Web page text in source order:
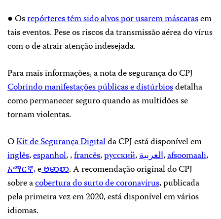
● Osrepórteres têm sido alvos por usarem máscarasem
tais eventos. Pese os riscos da transmissão aérea do vírus
com o de atrair atenção indesejada.
Para mais informações, a nota de segurança do CPJ
Cobrindo manifestações públicas e distúrbiosdetalha
como permanecer seguro quando as multidões se
tornam violentas.
OKit de Segurança Digitalda CPJ está disponível em
inglês,espanhol, ,francês,pyсский,العربية,afsoomaali,
አማርኛ,eဗမာစာ. A recomendação original do CPJ
sobre acobertura do surto de coronavírus, publicada
pela primeira vez em 2020, está disponível em vários
idiomas.